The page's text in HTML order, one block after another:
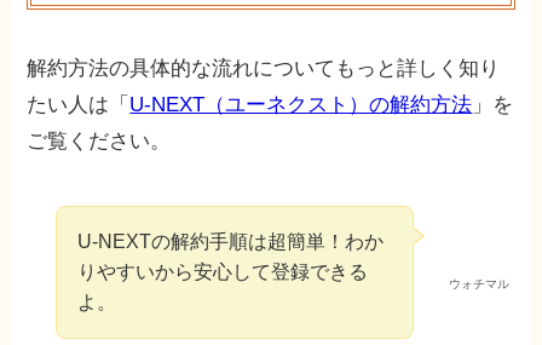
解約方法の具体的な流れについてもっと詳しく知り
たい人は「 U-NEXT（ユーネクスト）の解約方法 」を
ご覧ください。
ウォチマル
U-NEXTの解約手順は超簡単！わか
りやすいから安心して登録できる
よ。